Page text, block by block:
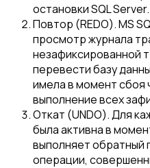
остановки SQL Server.
Повтор (REDO). MS
просмотр журнала
незафиксированной
перевести базу
имела в момент сбоя
выполнение всех
Откат (UNDO). Для
была активна в
выполняет обратный
операции,